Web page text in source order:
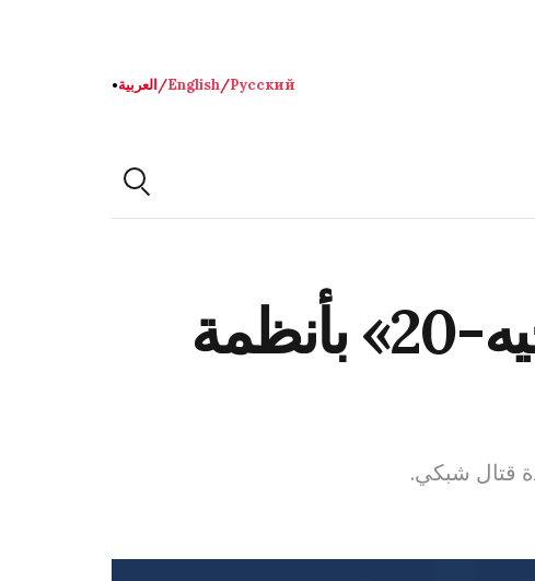
Русский
/
English
/العربية●
الصين تستعد لترقية مقاتلة الشبح «جيه-20» بأنظمة
قتال شبكي.